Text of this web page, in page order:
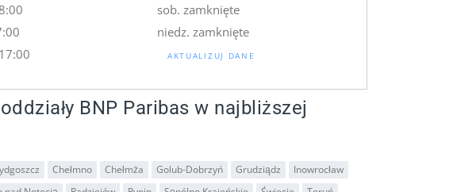
sob. zamknięte
niedz. zamknięte
AKTUALIZUJ DANE
BNP Paribas w najbliższej
Chełmno Chełmża Golub-Dobrzyń Grudziądz
Inowrocław